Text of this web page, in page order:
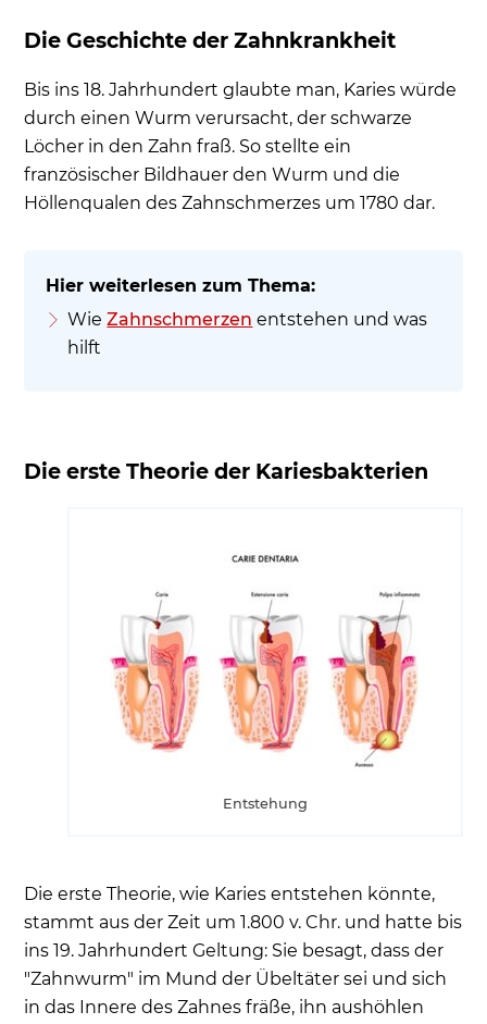
Die Geschichte der Zahnkrankheit
Bis ins 18. Jahrhundert glaubte man, Karies würde
durch einen Wurm verursacht, der schwarze
Löcher in den Zahn fraß. So stellte ein
französischer Bildhauer den Wurm und die
Höllenqualen des Zahnschmerzes um 1780 dar.
WieZahnschmerzen entstehen und was
hilft
Die erste Theorie der Kariesbakterien
Entstehung
Die erste Theorie, wie Karies entstehen könnte,
stammt aus der Zeit um 1.800 v. Chr. und hatte bis
ins 19. Jahrhundert Geltung: Sie besagt, dass der
"Zahnwurm" im Mund der Übeltäter sei und sich
in das Innere des Zahnes fräße, ihn aushöhlen